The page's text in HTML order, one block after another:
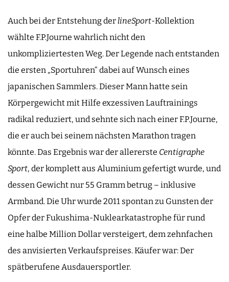
Auch bei der Entstehung der lineSport-Kollektion
wählte F.P.Journe wahrlich nicht den
unkompliziertesten Weg. Der Legende nach entstanden
die ersten „Sportuhren“ dabei auf Wunsch eines
japanischen Sammlers. Dieser Mann hatte sein
Körpergewicht mit Hilfe exzessiven Lauftrainings
radikal reduziert, und sehnte sich nach einer F.P.Journe,
die er auch bei seinem nächsten Marathon tragen
könnte. Das Ergebnis war der allererste Centigraphe
Sport, der komplett aus Aluminium gefertigt wurde, und
dessen Gewicht nur 55 Gramm betrug – inklusive
Armband. Die Uhr wurde 2011 spontan zu Gunsten der
Opfer der Fukushima-Nuklearkatastrophe für rund
eine halbe Million Dollar versteigert, dem zehnfachen
des anvisierten Verkaufspreises. Käufer war: Der
spätberufene Ausdauersportler.